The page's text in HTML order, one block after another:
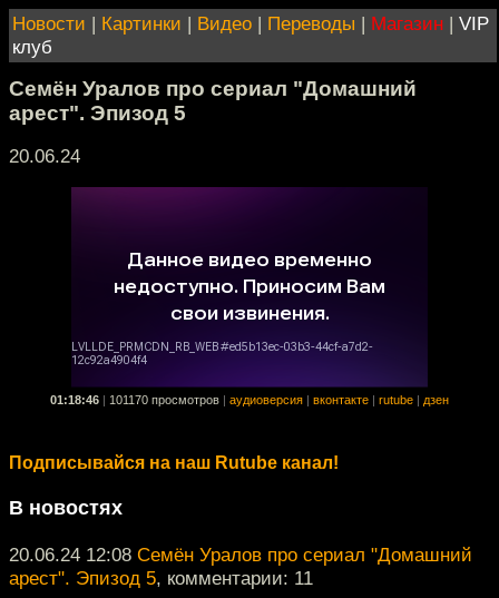
Новости | Картинки | Видео | Переводы | Магазин | VIP
клуб
Семён Уралов про сериал "Домашний
арест". Эпизод 5
20.06.24
01:18:46 101170 просмотров аудиоверсия вконтакте rutube дзен
Подписывайся на наш Rutube канал!
В новостях
20.06.24 12:08 Семён Уралов про сериал "Домашний
арест". Эпизод 5, комментарии: 11